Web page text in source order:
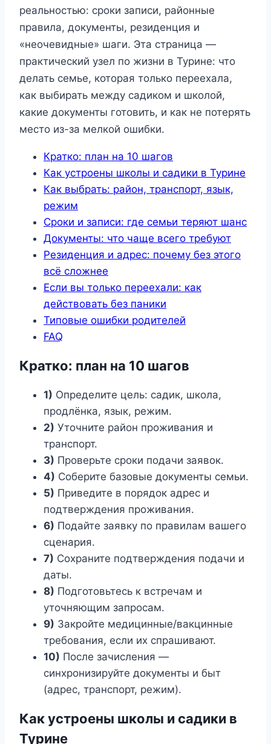
реальностью: сроки записи, районные
правила, документы, резиденция и
«неочевидные» шаги. Эта страница —
практический узел по жизни в Турине: что
делать семье, которая только переехала,
как выбирать между садиком и школой,
какие документы готовить, и как не потерять
место из-за мелкой ошибки.
Кратко: план на 10 шагов
Как устроены школы и садики в Турине
Как выбрать: район, транспорт, язык,
режим
Сроки и записи: где семьи теряют шанс
Документы: что чаще всего требуют
Резиденция и адрес: почему без этого
всё сложнее
Если вы только переехали: как
действовать без паники
Типовые ошибки родителей
FAQ
Кратко: план на 10 шагов
1) Определите цель: садик, школа,
продлёнка, язык, режим.
2) Уточните район проживания и
транспорт.
3) Проверьте сроки подачи заявок.
4) Соберите базовые документы семьи.
5) Приведите в порядок адрес и
подтверждения проживания.
6) Подайте заявку по правилам вашего
сценария.
7) Сохраните подтверждения подачи и
даты.
8) Подготовьтесь к встречам и
уточняющим запросам.
9) Закройте медицинные/вакцинные
требования, если их спрашивают.
10) После зачисления —
синхронизируйте документы и быт
(адрес, транспорт, режим).
Как устроены школы и садики в
Турине